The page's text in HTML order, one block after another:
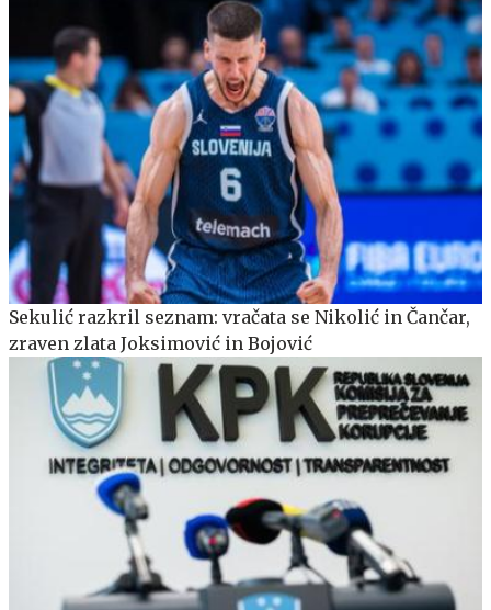
Sekulić razkril seznam: vračata se Nikolić in Čančar,
zraven zlata Joksimović in Bojović